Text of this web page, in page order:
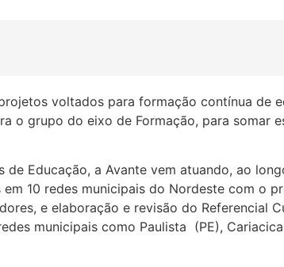
voltados para formação contínua de
o grupo do eixo de Formação, para somar
de Educação, a Avante vem atuando, ao
10 redes municipais do Nordeste com o
e elaboração e revisão do Referencial
municipais como Paulista (PE),